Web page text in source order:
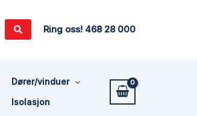
Ring oss! 468 28 000
Dører/vinduer
Isolasjon